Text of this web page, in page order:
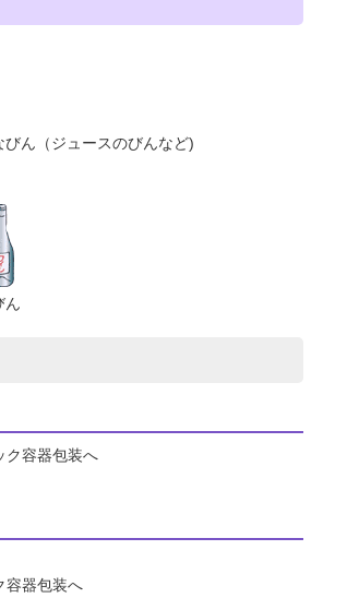
びん（ジュースのびんなど)
ん
ク容器包装へ
容器包装へ